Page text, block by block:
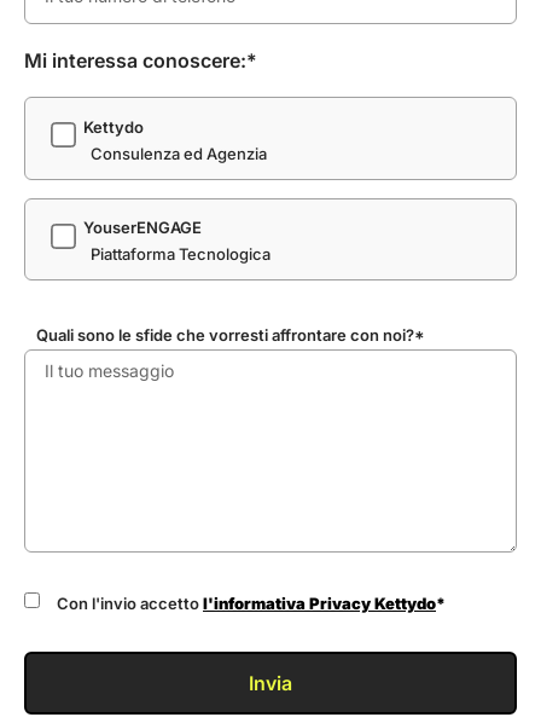
Mi interessa conoscere:*
Kettydo
Consulenza ed Agenzia
YouserENGAGE
Piattaforma Tecnologica
Quali sono le sfide che vorresti affrontare con noi?*
Con l'invio accettol'informativa Privacy Kettydo*
Invia